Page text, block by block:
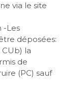
via le site
-Les
déposées:
la
de
(PC) sauf